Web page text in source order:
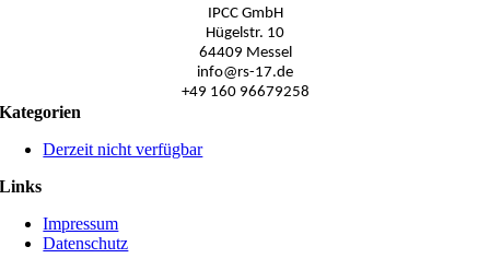
IPCC GmbH
Hügelstr. 10
64409 Messel
info@rs-17.de
+49 160 96679258
Kategorien
Derzeit nicht verfügbar
Links
Impressum
Datenschutz